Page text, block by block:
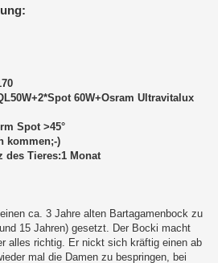
60W+Osram Ultravitalux
Spot >45°
kommen;-)
des Tieres:1 Monat
ca. 3 Jahre alten Bartagamenbock zu
15 Jahren) gesetzt. Der Bocki macht
alles richtig. Er nickt sich kräftig einen ab
mal die Damen zu bespringen, bei